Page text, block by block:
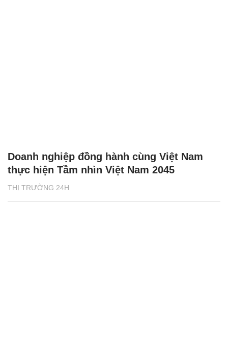
THỊ TRƯỜNG 24H
Doanh nghiệp đồng hành cùng Việt Nam
thực hiện Tầm nhìn Việt Nam 2045